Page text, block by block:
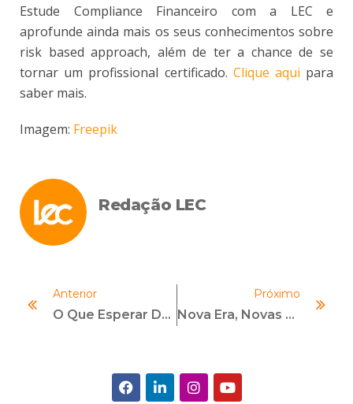
Estude Compliance Financeiro com a LEC e
aprofunde ainda mais os seus conhecimentos sobre
risk based approach, além de ter a chance de se
tornar um profissional certificado. Clique aqui para
saber mais.
Imagem: Freepik
Redação LEC
Anterior
O Que Esperar Do Governo Biden No Combate À Corrupção?
Próximo
Nova Era, Novas Habilidades